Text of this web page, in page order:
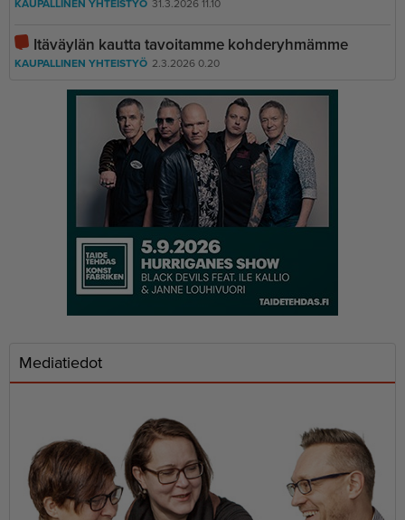
KAUPALLINEN YHTEISTYÖ 31.3.2026 11.10
Itäväylän kautta tavoitamme kohderyhmämme
KAUPALLINEN YHTEISTYÖ 2.3.2026 0.20
Mediatiedot